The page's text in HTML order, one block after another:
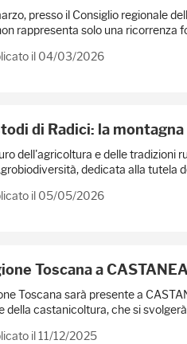
presso il Consiglio regionale
rappresenta solo una ricorrenza
il 04/03/2026
di Radici: la
dell'agricoltura e delle tradizioni
dedicata alla tutela
il 05/05/2026
Toscana a
Toscana sarà presente a
della castanicoltura, che si svolgerà
il 11/12/2025